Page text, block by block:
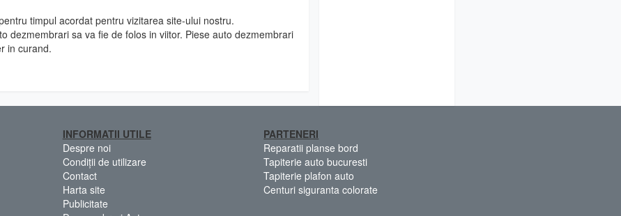
timpul acordat pentru vizitarea site-ului nostru.
dezmembrari sa va fie de folos in viitor. Piese auto dezmembrari
in curand.
INFORMATII UTILE
Despre noi
Condiții de utilizare
Contact
Harta site
Publicitate
PARTENERI
Reparatii planse bord
Tapiterie auto bucuresti
Tapiterie plafon auto
Centuri siguranta colorate